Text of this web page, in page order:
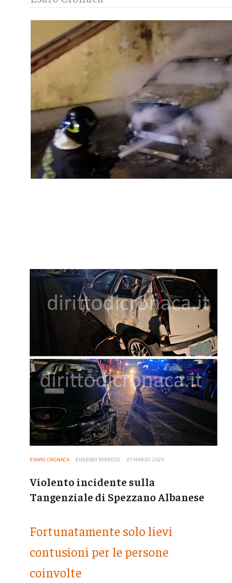
ESARO CRONACA EUGENIO RIBECCO 07 MARZO 2025
Violento incidente sulla
Tangenziale di Spezzano Albanese
Fortunatamente solo lievi
contusioni per le persone
coinvolte